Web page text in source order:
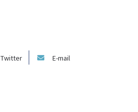
Twitter E-mail